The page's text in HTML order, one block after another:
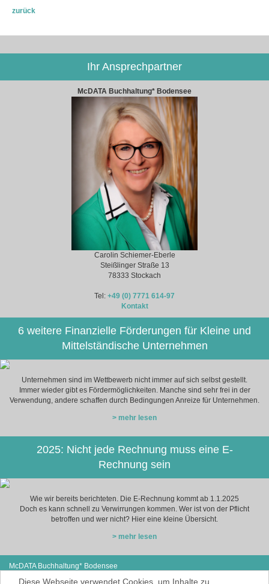
zurück
Ihr Ansprechpartner
McDATA Buchhaltung* Bodensee
Carolin Schiemer-Eberle
Steißlinger Straße 13
78333 Stockach
Tel: +49 (0) 7771 614-97
Kontakt
6 weitere Finanzielle Förderungen für Kleine und
Mittelständische Unternehmen
Unternehmen sind im Wettbewerb nicht immer auf sich selbst gestellt.
Immer wieder gibt es Fördermöglichkeiten. Manche sind sehr frei in der
Verwendung, andere schaffen durch Bedingungen Anreize für Unternehmen.
> mehr lesen
2025: Nicht jede Rechnung muss eine E-
Rechnung sein
Wie wir bereits berichteten. Die E-Rechnung kommt ab 1.1.2025
Doch es kann schnell zu Verwirrungen kommen. Wer ist von der Pflicht
betroffen und wer nicht? Hier eine kleine Übersicht.
> mehr lesen
McDATA Buchhaltung* Bodensee
Diese Webseite verwendet Cookies, um Inhalte zu